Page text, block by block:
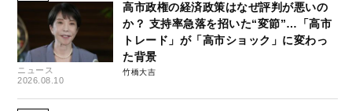
ニュース
2026.08.10
高市政権の経済政策はなぜ評判が悪いの
か？ 支持率急落を招いた“変節”…「高市
トレード」が「高市ショック」に変わっ
た背景
竹橋大吉